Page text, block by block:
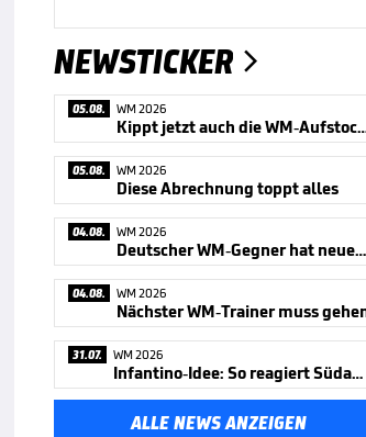
NEWSTICKER 
05.08. WM 2026
Kippt jetzt auch die
05.08. WM 2026
Diese Abrechnung toppt alles
04.08. WM 2026
Deutscher WM-Gegner hat neuen Trainer
04.08. WM 2026
Nächster WM-Trainer muss
31.07. WM 2026
Infantino-Idee: So reagiert Südamerika
ALLE NEWS ANZEIGEN